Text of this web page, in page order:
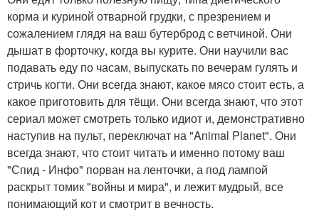
корма и куриной отварной грудки, с презрением и
сожалением глядя на ваш бутерброд с ветчиной. Они
дышат в форточку, когда вы курите. Они научили вас
подавать еду по часам, выпускать по вечерам гулять и
стричь когти. Они всегда знают, какое мясо стоит есть, а
какое приготовить для тёщи. Они всегда знают, что этот
сериал может смотреть только идиот и, демонстративно
наступив на пульт, переключат на "Animal Planet". Они
всегда знают, что стоит читать и именно потому ваш
"Спид - Инфо" порван на ленточки, а под лампой
раскрыт томик "войны и мира", и лежит мудрый, все
понимающий кот и смотрит в вечность.